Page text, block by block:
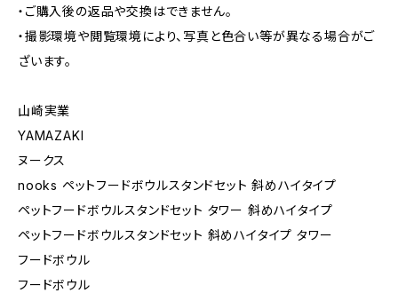
・ご購入後の返品や交換はできません。
・撮影環境や閲覧環境により、写真と色合い等が異なる場合がご
ざいます。
山崎実業
YAMAZAKI
ヌークス
nooks ペットフードボウルスタンドセット 斜めハイタイプ
ペットフードボウルスタンドセット タワー 斜めハイタイプ
ペットフードボウルスタンドセット 斜めハイタイプ タワー
フードボウル
フードボウル